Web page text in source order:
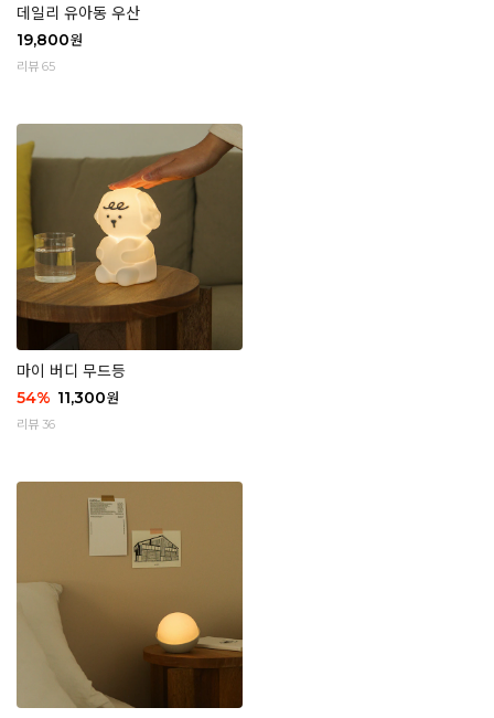
데일리 유아동 우산
19,800원
리뷰 65
마이 버디 무드등
54% 11,300원
리뷰 36